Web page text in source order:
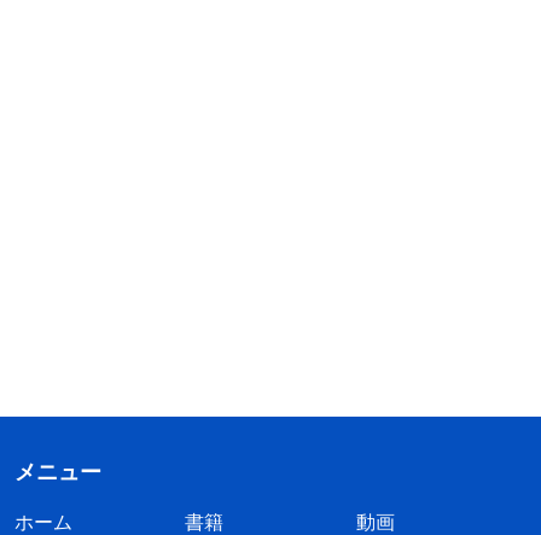
メニュー
ホーム 書籍
動画